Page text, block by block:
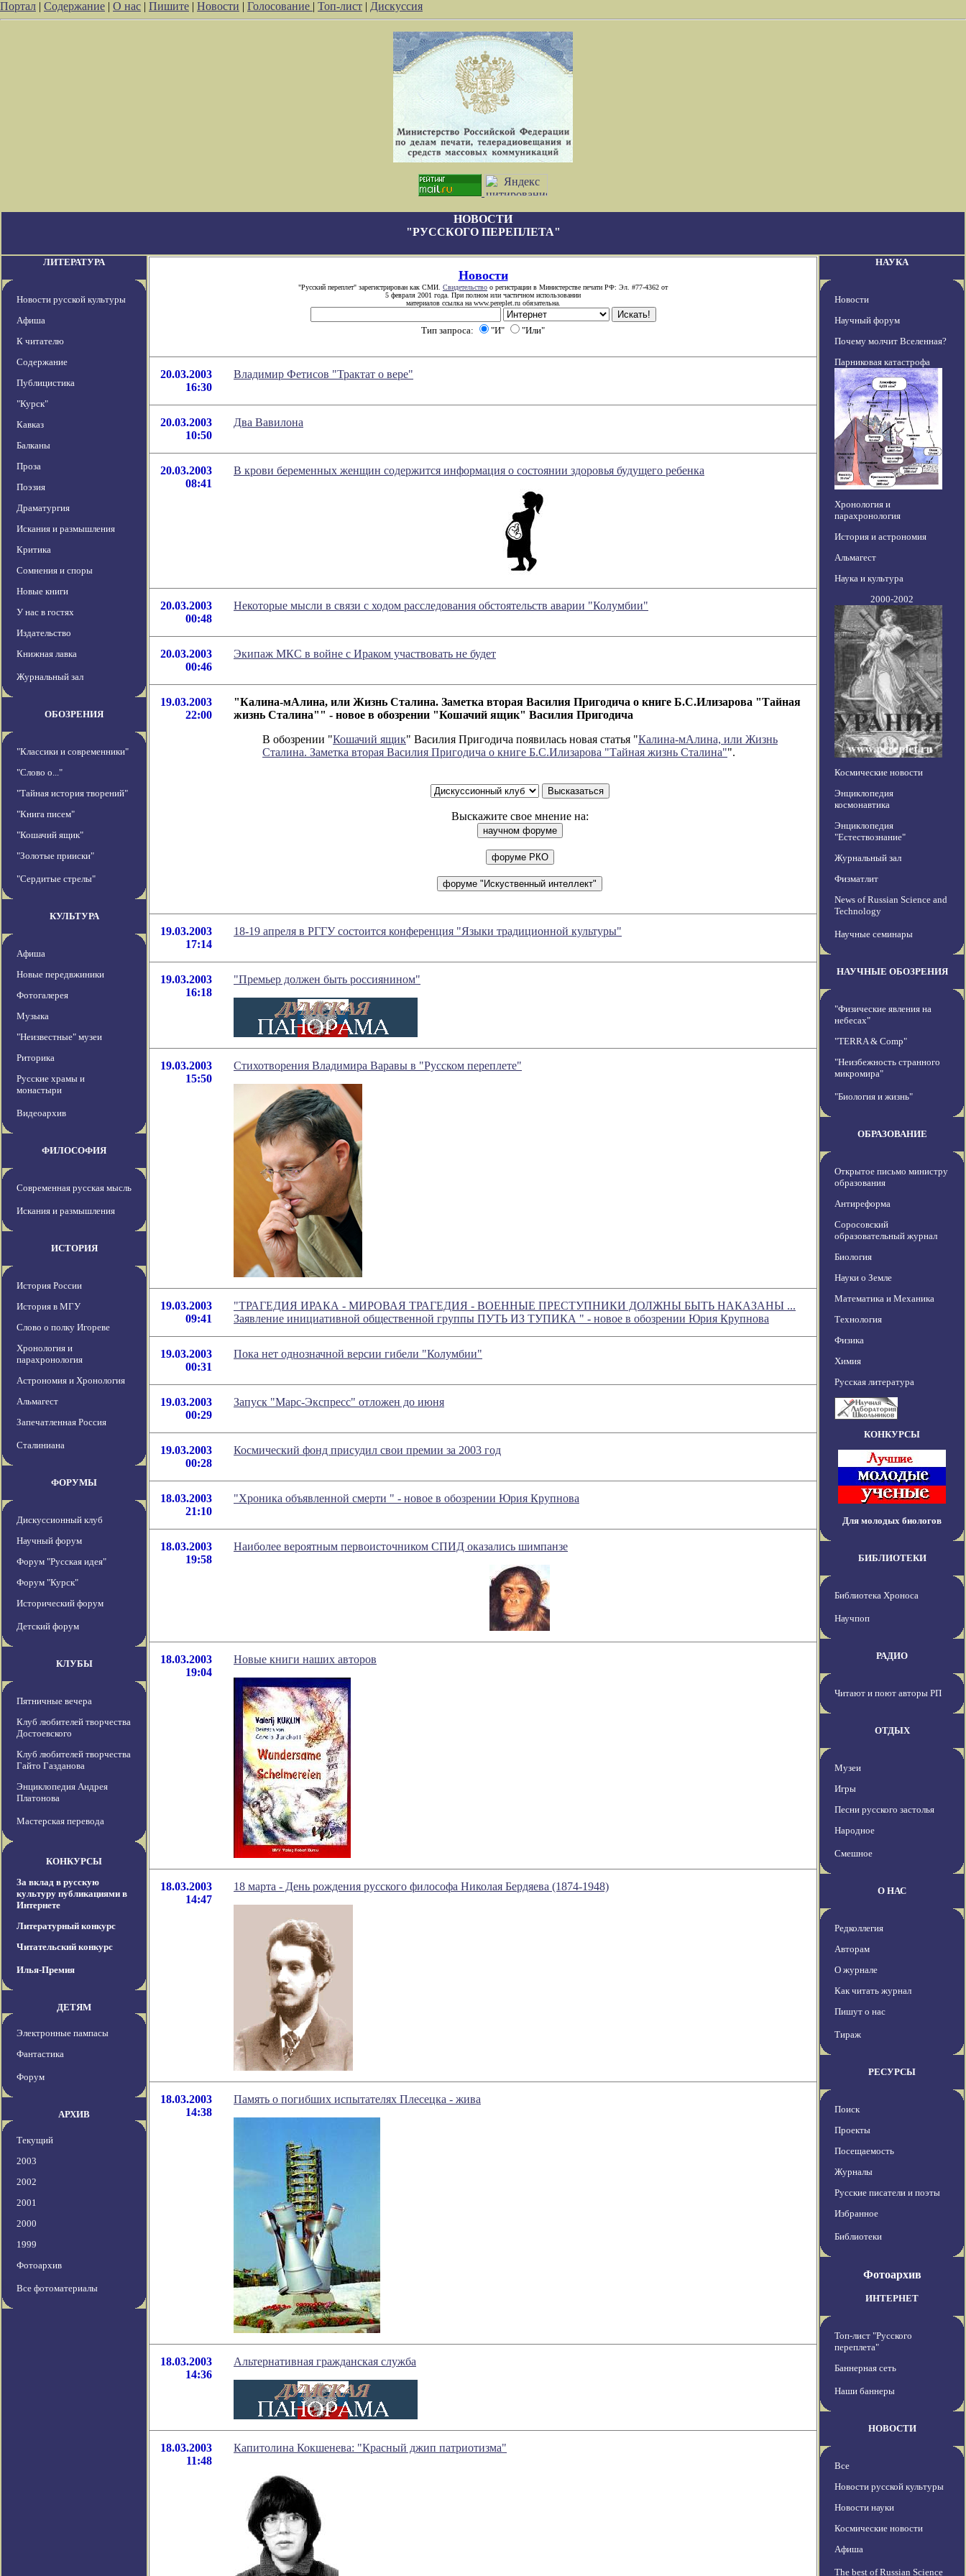
Портал | Содержание | О нас | Пишите | Новости | Голосование | Топ-лист | Дискуссия
НОВОСТИ
"РУССКОГО ПЕРЕПЛЕТА"
ЛИТЕРАТУРА
Новости русской культуры
Афиша
К читателю
Содержание
Публицистика
"Курск"
Кавказ
Балканы
Проза
Поэзия
Драматургия
Искания и размышления
Критика
Сомнения и споры
Новые книги
У нас в гостях
Издательство
Книжная лавка
Журнальный зал
ОБОЗРЕНИЯ
"Классики и современники"
"Слово о..."
"Тайная история творений"
"Книга писем"
"Кошачий ящик"
"Золотые прииски"
"Сердитые стрелы"
КУЛЬТУРА
Афиша
Новые передвжиники
Фотогалерея
Музыка
"Неизвестные" музеи
Риторика
Русские храмы и
монастыри
Видеоархив
ФИЛОСОФИЯ
Современная русская мысль
Искания и размышления
ИСТОРИЯ
История России
История в МГУ
Слово о полку Игореве
Хронология и
парахронология
Астрономия и Хронология
Альмагест
Запечатленная Россия
Сталиниана
ФОРУМЫ
Дискуссионный клуб
Научный форум
Форум "Русская идея"
Форум "Курск"
Исторический форум
Детский форум
КЛУБЫ
Пятничные вечера
Клуб любителей творчества
Достоевского
Клуб любителей творчества
Гайто Газданова
Энциклопедия Андрея
Платонова
Мастерская перевода
КОНКУРСЫ
За вклад в русскую
культуру публикациями в
Интернете
Литературный конкурс
Читательский конкурс
Илья-Премия
ДЕТЯМ
Электронные пампасы
Фантастика
Форум
АРХИВ
Текущий
2003
2002
2001
2000
1999
Фотоархив
Все фотоматериалы
Новости
"Русский переплет" зарегистрирован как СМИ. Свидетельство о регистрации в Министерстве печати РФ: Эл. #77-4362 от
5 февраля 2001 года. При полном или частичном использовании
материалов ссылка на www.pereplet.ru обязательна.
Тип запроса: "И" "Или"
20.03.2003
16:30
Владимир Фетисов "Трактат о вере"
20.03.2003
10:50
Два Вавилона
20.03.2003
08:41
В крови беременных женщин содержится информация о состоянии здоровья будущего ребенка
20.03.2003
00:48
Некоторые мысли в связи с ходом расследования обстоятельств аварии "Колумбии"
20.03.2003
00:46
Экипаж МКС в войне с Ираком участвовать не будет
19.03.2003
22:00
"Калина-мАлина, или Жизнь Сталина. Заметка вторая Василия Пригодича о книге Б.С.Илизарова "Тайная
жизнь Сталина"" - новое в обозрении "Кошачий ящик" Василия Пригодича
В обозрении "Кошачий ящик" Василия Пригодича появилась новая статья "Калина-мАлина, или Жизнь
Сталина. Заметка вторая Василия Пригодича о книге Б.С.Илизарова "Тайная жизнь Сталина"".
Выскажите свое мнение на:
19.03.2003
17:14
18-19 апреля в РГГУ состоится конференция "Языки традиционной культуры"
19.03.2003
16:18
"Премьер должен быть россиянином"
19.03.2003
15:50
Стихотворения Владимира Варавы в "Русском переплете"
19.03.2003
09:41
"ТРАГЕДИЯ ИРАКА - МИРОВАЯ ТРАГЕДИЯ - ВОЕННЫЕ ПРЕСТУПНИКИ ДОЛЖНЫ БЫТЬ НАКАЗАНЫ ...
Заявление инициативной общественной группы ПУТЬ ИЗ ТУПИКА " - новое в обозрении Юрия Крупнова
19.03.2003
00:31
Пока нет однозначной версии гибели "Колумбии"
19.03.2003
00:29
Запуск "Марс-Экспресс" отложен до июня
19.03.2003
00:28
Космический фонд присудил свои премии за 2003 год
18.03.2003
21:10
"Хроника объявленной смерти " - новое в обозрении Юрия Крупнова
18.03.2003
19:58
Наиболее вероятным первоисточником СПИД оказались шимпанзе
18.03.2003
19:04
Новые книги наших авторов
18.03.2003
14:47
18 марта - День рождения русского философа Николая Бердяева (1874-1948)
18.03.2003
14:38
Память о погибших испытателях Плесецка - жива
18.03.2003
14:36
Альтернативная гражданская служба
18.03.2003
11:48
Капитолина Кокшенева: "Красный джип патриотизма"
НАУКА
Новости
Научный форум
Почему молчит Вселенная?
Парниковая катастрофа
Хронология и
парахронология
История и астрономия
Альмагест
Наука и культура
2000-2002
Космические новости
Энциклопедия
космонавтика
Энциклопедия
"Естествознание"
Журнальный зал
Физматлит
News of Russian Science and
Technology
Научные семинары
НАУЧНЫЕ ОБОЗРЕНИЯ
"Физические явления на
небесах"
"TERRA & Comp"
"Неизбежность странного
микромира"
"Биология и жизнь"
ОБРАЗОВАНИЕ
Открытое письмо министру
образования
Антиреформа
Соросовский
образовательный журнал
Биология
Науки о Земле
Математика и Механика
Технология
Физика
Химия
Русская литература
КОНКУРСЫ
Для молодых биологов
БИБЛИОТЕКИ
Библиотека Хроноса
Научпоп
РАДИО
Читают и поют авторы РП
ОТДЫХ
Музеи
Игры
Песни русского застолья
Народное
Смешное
О НАС
Редколлегия
Авторам
О журнале
Как читать журнал
Пишут о нас
Тираж
РЕСУРСЫ
Поиск
Проекты
Посещаемость
Журналы
Русские писатели и поэты
Избранное
Библиотеки
Фотоархив
ИНТЕРНЕТ
Топ-лист "Русского
переплета"
Баннерная сеть
Наши баннеры
НОВОСТИ
Все
Новости русской культуры
Новости науки
Космические новости
Афиша
The best of Russian Science